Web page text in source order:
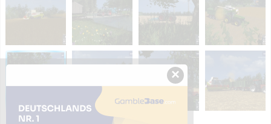
×